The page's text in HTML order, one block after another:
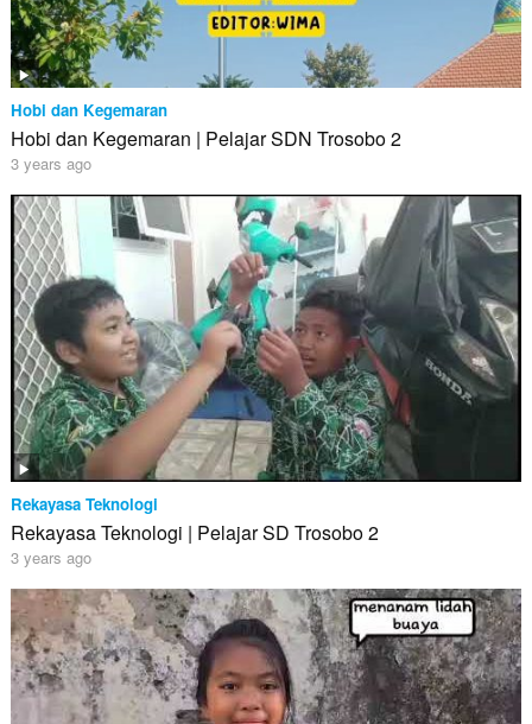
Hobi dan Kegemaran
Hobi dan Kegemaran | Pelajar SDN Trosobo 2
3 years ago
Rekayasa Teknologi
Rekayasa Teknologi | Pelajar SD Trosobo 2
3 years ago